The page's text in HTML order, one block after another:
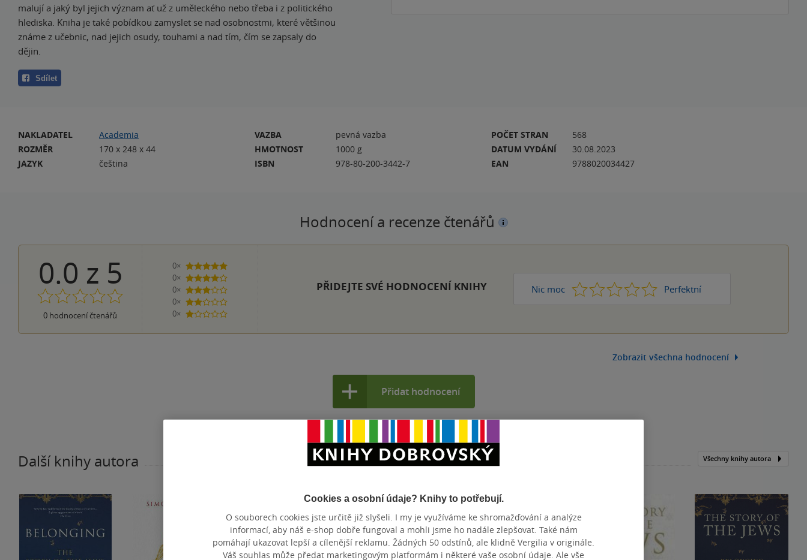
malují a jaký byl jejich význam ať už z uměleckého nebo třeba i z politického
hlediska. Kniha je také pobídkou zamyslet se nad osobnostmi, které většinou
známe z učebnic, nad jejich osudy, touhami a nad tím, čím se zapsaly do
dějin.
Sdílet
NAKLADATEL
Academia
ROZMĚR
170 x 248 x 44
JAZYK
čeština
VAZBA
pevná vazba
HMOTNOST
1000 g
ISBN
978-80-200-3442-7
POČET STRAN
568
DATUM VYDÁNÍ
30.08.2023
EAN
9788020034427
Hodnocení a recenze čtenářů
0.0 z 5
0 hodnocení čtenářů
0×
5 hvězdiček
0×
4 hvězdičky
0×
3 hvězdičky
0×
2 hvězdičky
0×
1 hvezdička
PŘIDEJTE SVÉ HODNOCENÍ KNIHY Nic moc 1 2 3 4 Perfektní
5
Zobrazit všechna hodnocení
Přidat hodnocení
Další knihy autora Všechny knihy autora
Cookies a osobní údaje? Knihy to potřebují.
O souborech cookies jste určitě již slyšeli. I my je využíváme ke shromažďování a analýze
informací, aby náš e-shop dobře fungoval a mohli jsme ho nadále zlepšovat. Také nám
pomáhají ukazovat lepší a cílenější reklamu. Žádných 50 odstínů, ale klidně Vergilia v originále.
Váš souhlas může předat marketingovým platformám i některé vaše osobní údaje. Ale vše